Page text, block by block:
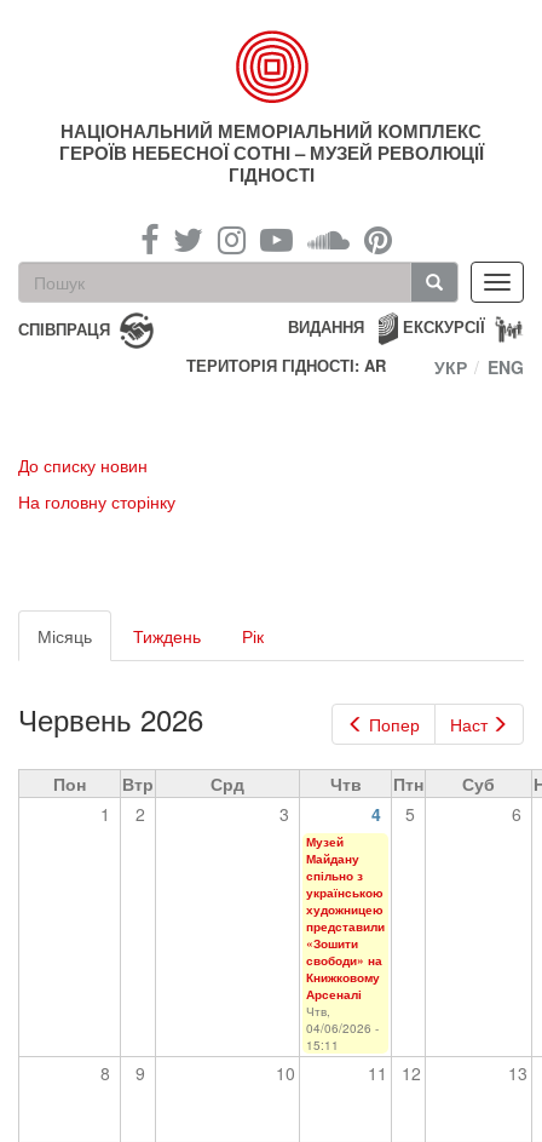
НАЦІОНАЛЬНИЙ МЕМОРІАЛЬНИЙ КОМПЛЕКС
ГЕРОЇВ НЕБЕСНОЇ СОТНІ – МУЗЕЙ РЕВОЛЮЦІЇ
ГІДНОСТІ
Пошукова
форма
Пошук
СПІВПРАЦЯ ЕКСКУРСІЇ
ВИДАННЯ
ТЕРИТОРІЯ ГІДНОСТІ: AR
УКР ENG
До списку новин
На головну сторінку
Первинні
вкладки
Місяць (активна
вкладка)
Тиждень Рік
Попер Наст
Червень 2026
Пон Втр Срд Чтв Птн Суб
1
2 3 4 5 6
Музей
Майдану
спільно з
українською
художницею
представили
«Зошити
свободи» на
Книжковому
Арсеналі
Чтв,
04/06/2026 -
15:11
8 9 10 11 12 13